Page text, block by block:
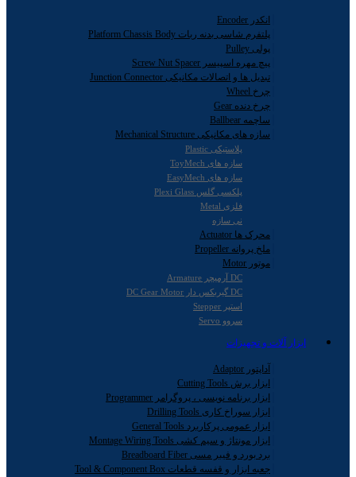
انکدر Encoder
پلتفرم شاسی بدنه ربات Platform Chassis Body
پولی Pulley
پیچ مهره اسپیسر Screw Nut Spacer
تبدیل ها و اتصالات مکانیکی Junction Connector
چرخ Wheel
چرخ دنده Gear
ساچمه Ballbear
سازه های مکانیکی Mechanical Structure
پلاستیکی Plastic
سازه های ToyMech
سازه های EasyMech
پلکسی گلس Plexi Glass
فلزی Metal
نی سازه
محرک ها Actuator
ملخ پروانه Propeller
موتور Motor
DC آرمیچر Armature
DC گیربکس دار DC Gear Motor
استپر Stepper
سروو Servo
ابزار آلات و تجهیزات
آداپتور Adaptor
ابزار برش Cutting Tools
ابزار برنامه نویسی ، پروگرامر Programmer
ابزار سوراخ کاری Drilling Tools
ابزار عمومی پرکاربرد General Tools
ابزار مونتاژ و سیم کشی Montage Wiring Tools
برد بورد و فیبر مسی Breadboard Fiber
جعبه ابزار و قفسه قطعات Tool & Component Box